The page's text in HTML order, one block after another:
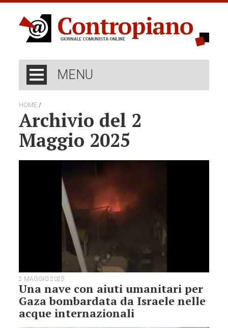
MENU
HOME /
Archivio del 2
Maggio 2025
2 MAGGIO 2025
Una nave con aiuti umanitari per
Gaza bombardata da Israele nelle
acque internazionali